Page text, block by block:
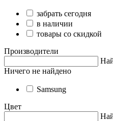
забрать сегодня
в наличии
товары со скидкой
Производители
Ничего не найдено
Samsung
Цвет